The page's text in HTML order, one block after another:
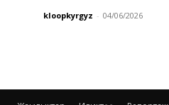
kloopkyrgyz - 04/06/2026